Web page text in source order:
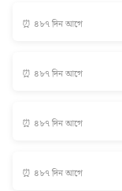
⏰ ৪৮৭ দিন আগে
⏰ ৪৮৭ দিন আগে
⏰ ৪৮৭ দিন আগে
⏰ ৪৮৭ দিন আগে